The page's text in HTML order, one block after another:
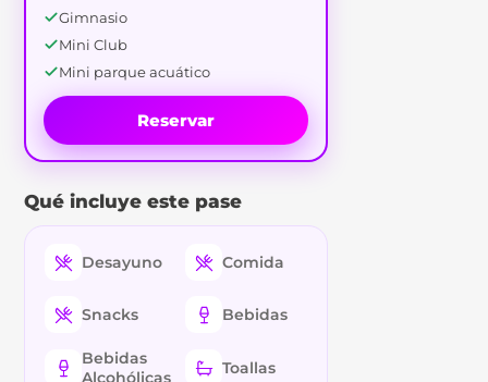
Gimnasio
Mini Club
Mini parque acuático
Reservar
Qué incluye este pase
Desayuno Comida
Snacks Bebidas
Bebidas
Alcohólicas
Toallas